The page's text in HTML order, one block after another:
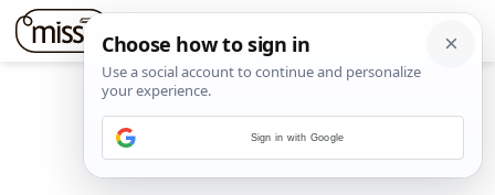
Sign in with Google